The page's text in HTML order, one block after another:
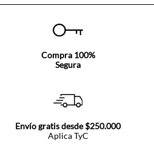
Compra 100%
Segura
Envío gratis desde $250.000
Aplica TyC